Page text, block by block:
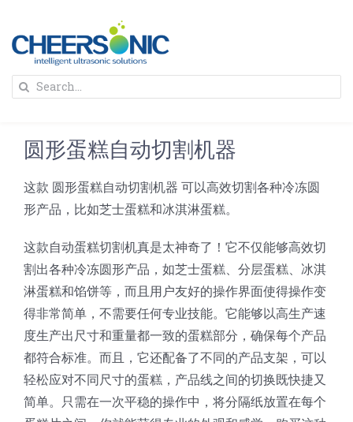
content
解决方案
蛋糕切割机
圆蛋糕切割机
蛋糕切块机
蛋糕切片机
奶酪切片
圆形奶酪切片
块状奶酪切片
三明治/披萨/寿司切割
披萨切割机
面团
超声波设备
公司新闻
关于我们
人才招聘
联系我们
Search
圆形蛋糕自动切割机器
这款 圆形蛋糕自动切割机器 可以高效切割各种冷冻圆
形产品，比如芝士蛋糕和冰淇淋蛋糕。
这款自动蛋糕切割机真是太神奇了！它不仅能够高效切
割出各种冷冻圆形产品，如芝士蛋糕、分层蛋糕、冰淇
淋蛋糕和馅饼等，而且用户友好的操作界面使得操作变
得非常简单，不需要任何专业技能。它能够以高生产速
度生产出尺寸和重量都一致的蛋糕部分，确保每个产品
都符合标准。而且，它还配备了不同的产品支架，可以
轻松应对不同尺寸的蛋糕，产品线之间的切换既快捷又
简单。只需在一次平稳的操作中，将分隔纸放置在每个